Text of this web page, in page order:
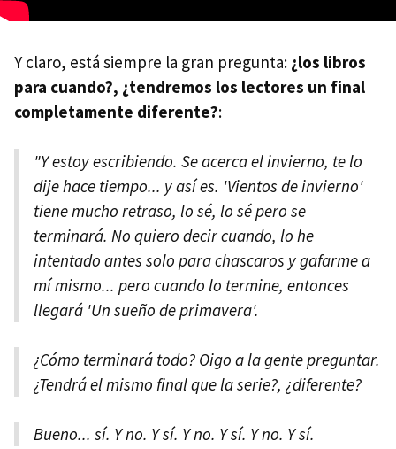
Y claro, está siempre la gran pregunta: ¿los libros
para cuando?, ¿tendremos los lectores un final
completamente diferente?:
"Y estoy escribiendo. Se acerca el invierno, te lo
dije hace tiempo... y así es. 'Vientos de invierno'
tiene mucho retraso, lo sé, lo sé pero se
terminará. No quiero decir cuando, lo he
intentado antes solo para chascaros y gafarme a
mí mismo... pero cuando lo termine, entonces
llegará 'Un sueño de primavera'.
¿Cómo terminará todo? Oigo a la gente preguntar.
¿Tendrá el mismo final que la serie?, ¿diferente?
Bueno... sí. Y no. Y sí. Y no. Y sí. Y no. Y sí.